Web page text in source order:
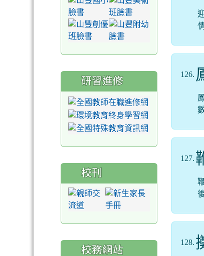
126.
127.
128.
研習進修
校刊
校務網站